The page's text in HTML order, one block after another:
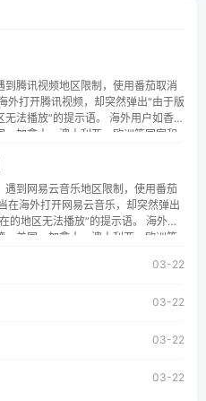
到腾讯视频地区限制，使用番茄取消
”的提示语。 海外用户如香
、加拿大、澳大利亚、欧洲等国家和
地区播放。 遇到这个问题的
加速器，即可解决「海外用户收听腾
的问题，无论人在香港、澳门、台
利亚、欧洲等国家和地区工作、留
用，不再因地区和版权限制所困扰。
遇到网易云音乐地区限制，使用番茄
区无法播放”的提示语。 海外用
、美国、加拿大、澳大利亚、欧洲等
能在中国大陆地区播放。 遇到这
版权限制」的问题，无论人在香港、
都可以使用，不再因地区和版权限制
03-22
03-22
03-22
03-22